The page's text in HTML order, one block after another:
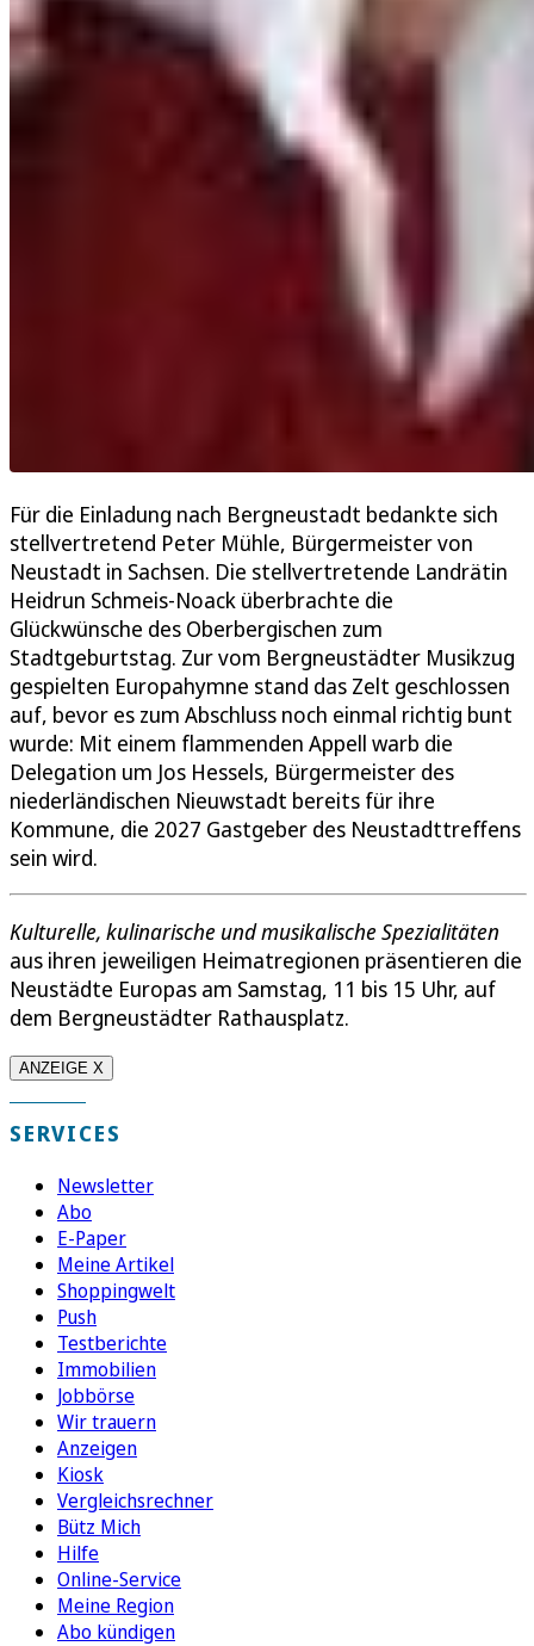
Für die Einladung nach Bergneustadt bedankte sich
stellvertretend Peter Mühle, Bürgermeister von
Neustadt in Sachsen. Die stellvertretende Landrätin
Heidrun Schmeis-Noack überbrachte die
Glückwünsche des Oberbergischen zum
Stadtgeburtstag. Zur vom Bergneustädter Musikzug
gespielten Europahymne stand das Zelt geschlossen
auf, bevor es zum Abschluss noch einmal richtig bunt
wurde: Mit einem flammenden Appell warb die
Delegation um Jos Hessels, Bürgermeister des
niederländischen Nieuwstadt bereits für ihre
Kommune, die 2027 Gastgeber des Neustadttreffens
sein wird.
Kulturelle, kulinarische und musikalische Spezialitäten
aus ihren jeweiligen Heimatregionen präsentieren die
Neustädte Europas am Samstag, 11 bis 15 Uhr, auf
dem Bergneustädter Rathausplatz.
ANZEIGE X
SERVICES
Newsletter
Abo
E-Paper
Meine Artikel
Shoppingwelt
Push
Testberichte
Immobilien
Jobbörse
Wir trauern
Anzeigen
Kiosk
Vergleichsrechner
Bütz Mich
Hilfe
Online-Service
Meine Region
Abo kündigen